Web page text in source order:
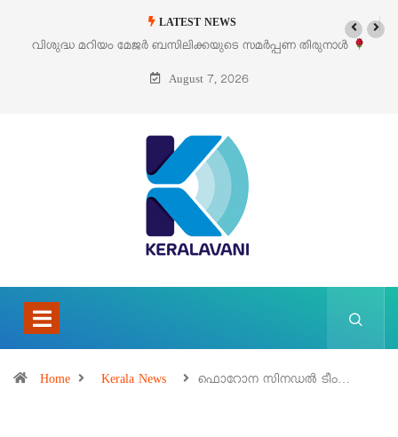
LATEST NEWS
തിരുനാൾ
‘പെറ്റൽസ്’ ലൈഫ് സ്റ്റൈൽ എക്സിബിഷനും സെയിലും
പെരുമാനൂരിൽ
August 7, 2026
Home Kerala News ഫൊറോന സിനഡൽ ടീം…